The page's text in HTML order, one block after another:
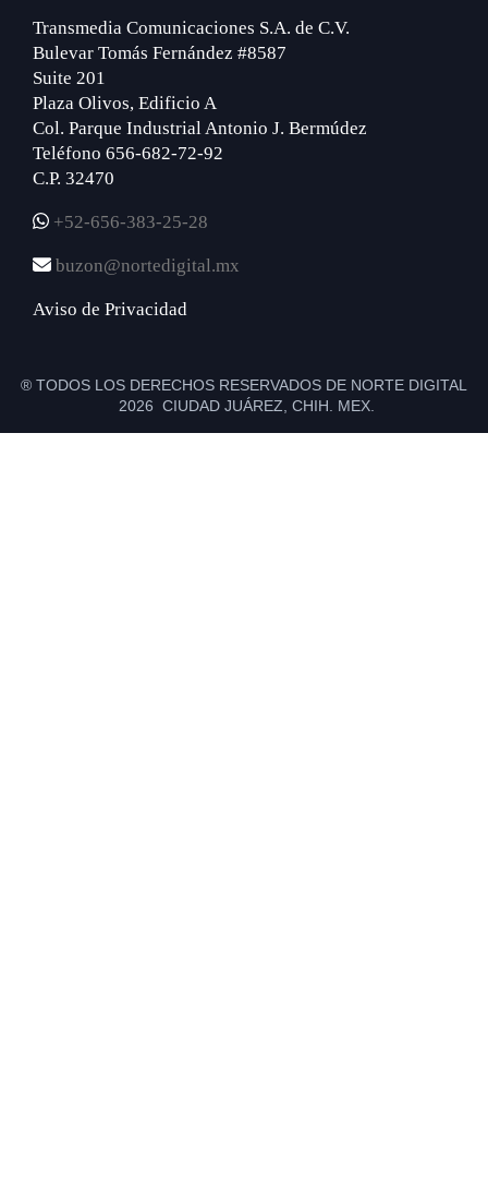
Transmedia Comunicaciones S.A. de C.V.
Bulevar Tomás Fernández #8587
Suite 201
Plaza Olivos, Edificio A
Col. Parque Industrial Antonio J. Bermúdez
Teléfono 656-682-72-92
C.P. 32470
+52-656-383-25-28
buzon@nortedigital.mx
Aviso de Privacidad
® TODOS LOS DERECHOS RESERVADOS DE NORTE DIGITAL
2026 CIUDAD JUÁREZ, CHIH. MEX.